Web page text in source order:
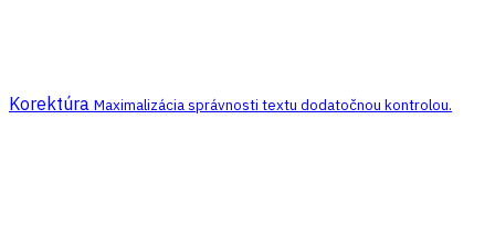
Korektúra Maximalizácia správnosti textu dodatočnou kontrolou.